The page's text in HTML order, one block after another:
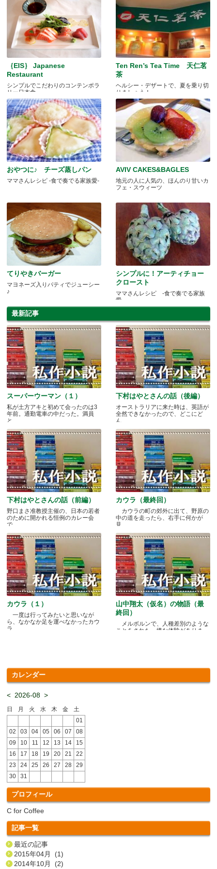
｛EIS｝ Japanese
Restaurant
シンプルでこだわりのコンテンポラ
リー日本食
Ten Ren’s Tea Time 天仁茗
茶
ヘルシー・デザートで、夏を乗り切
りましょう！
おやつに♪ チーズ蒸しパン
ママさんレシピ -食で奏でる家族愛-
AVIV CAKES&BAGLES
地元の人に人気の、ほんのり甘いカ
フェ・スウィーツ
てりやきバーガー
マヨネーズ入りパティでジューシー
♪
シンプルに！アーティチョー
クロースト
ママさんレシピ -食で奏でる家族
愛-
最新記事
スーパーウーマン（１）
私が土方アキと初めて会ったのは3
年前。通勤電車の中だった。満員
と.....
下村はやとさんの話（後編）
オーストラリアに来た時は、英語が
全然できなかったので、どこにど
ん.....
下村はやとさんの話（前編）
野口まさ准教授主催の、日本の若者
のために開かれる恒例のカレー会
で.....
カウラ（最終回）
カウラの町の郊外に出て、野原の
中の道を走ったら、右手に何かが
見.....
カウラ（１）
一度は行ってみたいと思いなが
ら、なかなか足を運べなかったカウ
ラ.....
山中翔太（仮名）の物語（最
終回）
メルボルンで、人種差別のような
ことをされた、嫌な体験がありま
カレンダー
< 2026-08 >
日 月 火 水 木 金
土
01
02
03 04 05 06 07
08
09
10 11 12 13 14
15
16
17 18 19 20 21
22
23
24 25 26 27 28
29
30
31
プロフィール
C for Coffee
記事一覧
最近の記事
2015年04月 (1)
2014年10月 (2)